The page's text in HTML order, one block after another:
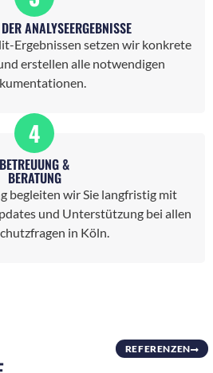
ANALYSEERGEBNISSE
Ergebnissen setzen wir konkrete
erstellen alle notwendigen
4
BETREUUNG &
BERATUNG
begleiten wir Sie langfristig mit
und Unterstützung bei allen
in Köln.
REFERENZEN